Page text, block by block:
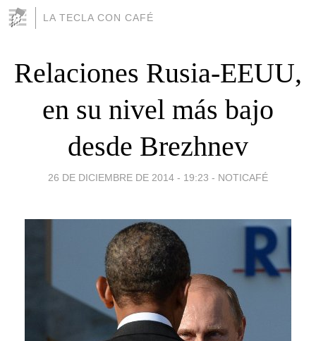
LA TECLA CON CAFÉ
Relaciones Rusia-EEUU,
en su nivel más bajo
desde Brezhnev
26 DE DICIEMBRE DE 2014 - 19:23 - NOTICAFÉ